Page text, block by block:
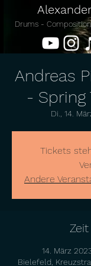
Drums -
Andreas
- Spring
Di., 14.
Tickets
Andere
14. März
Bielefeld,